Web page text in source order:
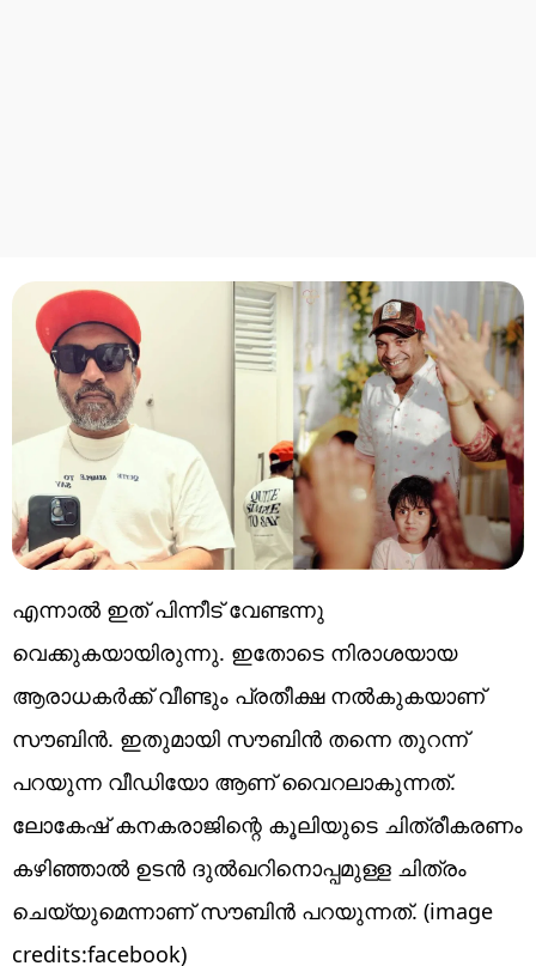
എന്നാൽ ഇത് പിന്നീട് വേണ്ടന്നു
വെക്കുകയായിരുന്നു. ഇതോടെ നിരാശയായ
ആരാധകർക്ക് വീണ്ടും പ്രതീക്ഷ നൽകുകയാണ്
സൗബിൻ. ഇതുമായി സൗബിൻ തന്നെ തുറന്ന്
പറയുന്ന വീഡിയോ ആണ് വൈറലാകുന്നത്.
ലോകേഷ് കനകരാജിന്റെ കൂലിയുടെ ചിത്രീകരണം
കഴിഞ്ഞാൽ ഉടൻ ദുൽഖറിനൊപ്പമുള്ള ചിത്രം
ചെയ്യുമെന്നാണ് സൗബിൻ പറയുന്നത്. (image
credits:facebook)